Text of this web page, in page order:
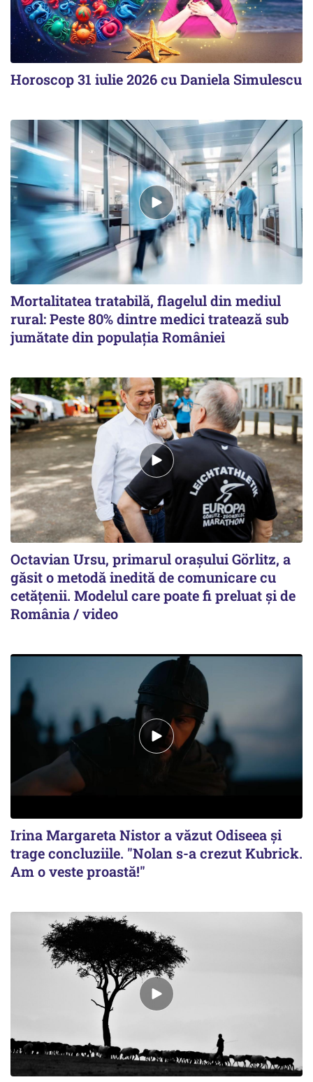
Horoscop 31 iulie 2026 cu Daniela Simulescu
Mortalitatea tratabilă, flagelul din mediul
rural: Peste 80% dintre medici tratează sub
jumătate din populația României
Octavian Ursu, primarul orașului Görlitz, a
găsit o metodă inedită de comunicare cu
cetățenii. Modelul care poate fi preluat și de
România / video
Irina Margareta Nistor a văzut Odiseea şi
trage concluziile. "Nolan s-a crezut Kubrick.
Am o veste proastă!"